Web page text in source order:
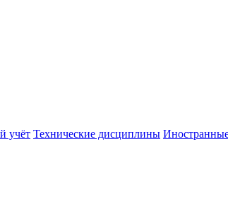
учёт Технические дисциплины